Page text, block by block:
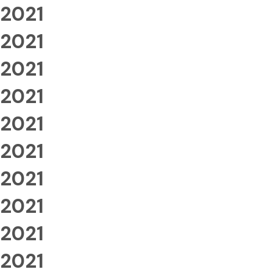
2021
2021
2021
2021
2021
2021
2021
2021
2021
2021